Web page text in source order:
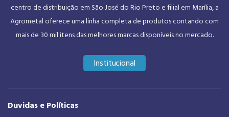
centro de distribuição em São José do Rio Preto e filial em Marília, a
Agrometal oferece uma linha completa de produtos contando com
mais de 30 mil itens das melhores marcas disponíveis no mercado.
Institucional
Duvidas e Políticas